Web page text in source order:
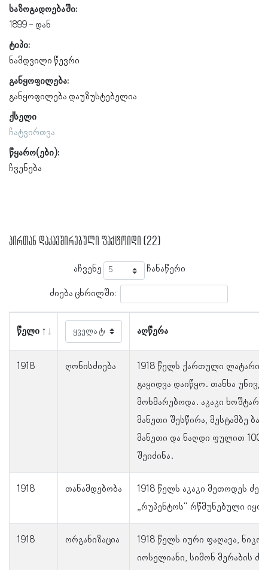
საზოგადოებაში:
1899
ტიპი:
ნამდვილი წევრი
განყოფილება:
განყოფილება დაუზუსტებელია
ქსელი
ჩატვირთვა
წყარო(ები):
ჩვენება
პირთან დაკავშირებული ფაქტოიდი (22)
აჩვენე ჩანაწერი
ძიება ცხრილში:
წელი აღწერა
1918 ღონისძიება
1918 წელს ქართული
გაყიდვა დაიწყო. თანხა
მოხმარებოდა. აკაკი
მანეთი შესწირა, მესტამბე
მანეთი და ნაღდი ფულით
შეიძინა.
1918 თანამდებობა
1918 წელს აკაკი მეთოდეს ძე
„რუპენტოს“ რწმუნებული იყო.
1918 ორგანიზაცია
1918 წელს იური ფაღავა,
იოსელიანი, სიმონ მერაბის